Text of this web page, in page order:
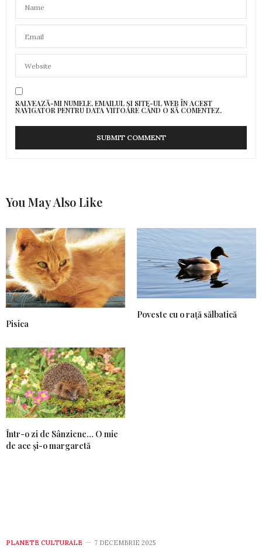
SALVEAZĂ-MI NUMELE, EMAILUL ȘI SITE-UL WEB ÎN ACEST
NAVIGATOR PENTRU DATA VIITOARE CÂND O SĂ COMENTEZ.
You May Also Like
Pisica
Poveste cu o rață sălbatică
Într-o zi de Sânziene… O mie
de ace și-o margaretă
PLANETE CULTURALE 7 DECEMBRIE 2025